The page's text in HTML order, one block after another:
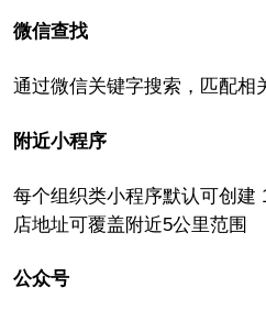
微信查找
通过微信关键字搜索，匹配相
附近小程序
每个组织类小程序默认可创建
店地址可覆盖附近5公里范围
公众号